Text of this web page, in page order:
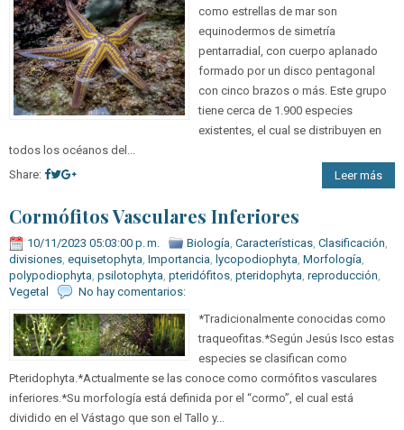
como estrellas de mar son
equinodermos de simetría
pentarradial, con cuerpo aplanado
formado por un disco pentagonal
con cinco brazos o más. Este grupo
tiene cerca de 1.900 especies
existentes, el cual se distribuyen en
todos los océanos del...
Share:
Leer más
Cormófitos Vasculares Inferiores
10/11/2023 05:03:00 p. m. Biología, Características, Clasificación,
divisiones, equisetophyta, Importancia, lycopodiophyta, Morfología,
polypodiophyta, psilotophyta, pteridófitos, pteridophyta, reproducción,
Vegetal
No hay comentarios:
*Tradicionalmente conocidas como
traqueofitas.*Según Jesús Isco estas
especies se clasifican como
Pteridophyta.*Actualmente se las conoce como cormófitos vasculares
inferiores.*Su morfología está definida por el “cormo”, el cual está
dividido en el Vástago que son el Tallo y...